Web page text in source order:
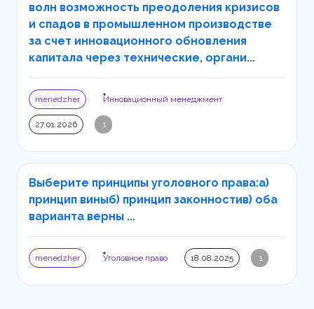
волн возможность преодоления кризисов
и спадов в промышленном производстве
за счет инновационного обновления
капитала через технические, органи...
menedzher Инновационный менеджмент
27.01.2026 1
Выберите принципы уголовного права:а)
принцип виныб) принцип законностив) оба
варианта верны ...
menedzher Уголовное право 18.08.2025 1